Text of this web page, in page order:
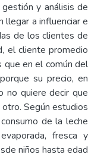
y análisis de
a influenciar e
de los clientes de
el cliente promedio
que en el común del
su precio, en
no quiere decir que
Según estudios
de la leche
fresca y
niños hasta edad